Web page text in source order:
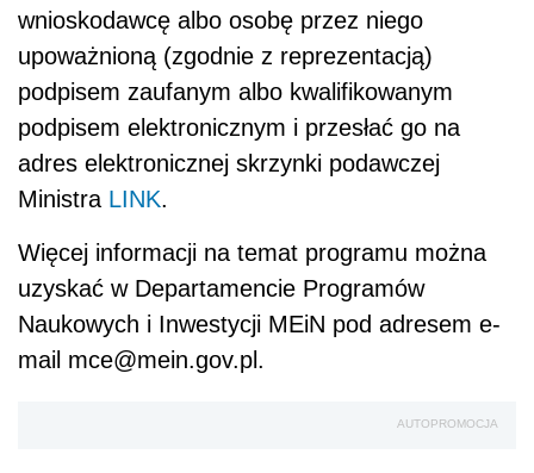
wnioskodawcę albo osobę przez niego
upoważnioną (zgodnie z reprezentacją)
podpisem zaufanym albo kwalifikowanym
podpisem elektronicznym i przesłać go na
adres elektronicznej skrzynki podawczej
Ministra LINK.
Więcej informacji na temat programu można
uzyskać w Departamencie Programów
Naukowych i Inwestycji MEiN pod adresem e-
mail mce@mein.gov.pl.
AUTOPROMOCJA